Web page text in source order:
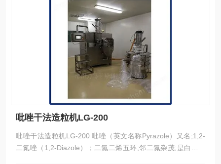
吡唑干法造粒机LG-200
吡唑干法造粒机LG-200 吡唑（英文名称Pyrazole）又名;1,2-
二氮唑（1,2-Diazole）；二氮二烯五环;邻二氮杂茂;是白色针